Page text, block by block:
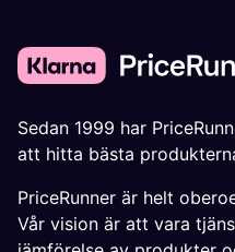
Sedan 1999 har
att hitta bästa
PriceRunner är helt
Vår vision är att vara